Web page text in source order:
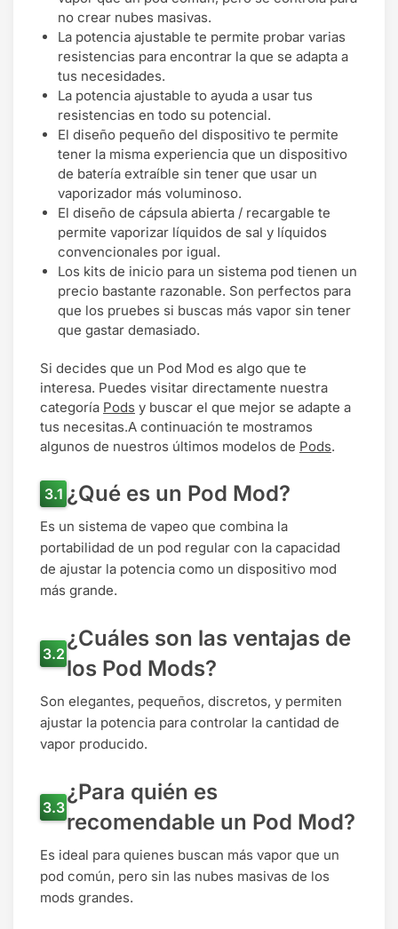
no crear nubes masivas.
La potencia ajustable te permite probar varias
resistencias para encontrar la que se adapta a
tus necesidades.
La potencia ajustable to ayuda a usar tus
resistencias en todo su potencial.
El diseño pequeño del dispositivo te permite
tener la misma experiencia que un dispositivo
de batería extraíble sin tener que usar un
vaporizador más voluminoso.
El diseño de cápsula abierta / recargable te
permite vaporizar líquidos de sal y líquidos
convencionales por igual.
Los kits de inicio para un sistema pod tienen un
precio bastante razonable. Son perfectos para
que los pruebes si buscas más vapor sin tener
que gastar demasiado.
Si decides que un Pod Mod es algo que te
interesa. Puedes visitar directamente nuestra
categoría Pods y buscar el que mejor se adapte a
tus necesitas.A continuación te mostramos
algunos de nuestros últimos modelos de Pods.
¿Qué es un Pod Mod?
Es un sistema de vapeo que combina la
portabilidad de un pod regular con la capacidad
de ajustar la potencia como un dispositivo mod
más grande.
¿Cuáles son las ventajas de
los Pod Mods?
Son elegantes, pequeños, discretos, y permiten
ajustar la potencia para controlar la cantidad de
vapor producido.
¿Para quién es
recomendable un Pod Mod?
Es ideal para quienes buscan más vapor que un
pod común, pero sin las nubes masivas de los
mods grandes.